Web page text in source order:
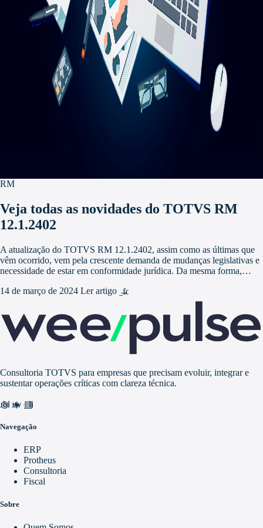
RM
Veja todas as novidades do TOTVS RM
12.1.2402
A atualização do TOTVS RM 12.1.2402, assim como as últimas que
vêm ocorrido, vem pela crescente demanda de mudanças legislativas e
necessidade de estar em conformidade jurídica. Da mesma forma,…
14 de março de 2024 Ler artigo
arrow_forward
Consultoria TOTVS para empresas que precisam evoluir, integrar e
sustentar operações críticas com clareza técnica.
video_library
Navegação
ERP
Protheus
Consultoria
Fiscal
Sobre